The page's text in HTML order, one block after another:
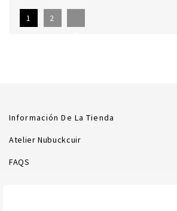
1 2
Información De La Tienda
Atelier Nubuckcuir
FAQS